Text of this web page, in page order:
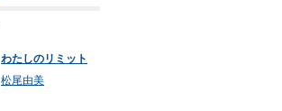
わたしのリミット
松尾由美